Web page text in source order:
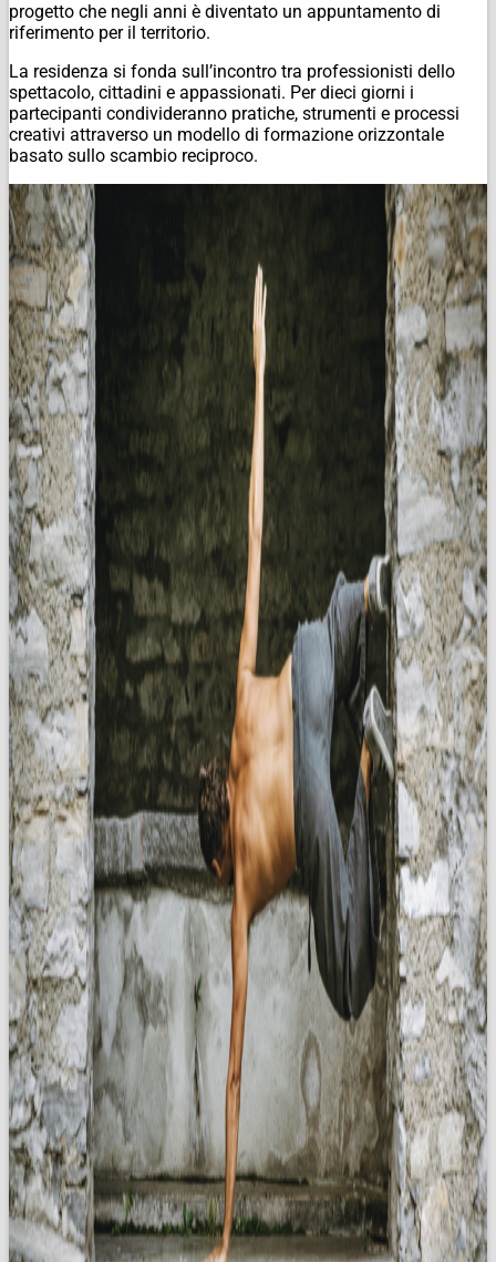
progetto che negli anni è diventato un appuntamento di
riferimento per il territorio.
La residenza si fonda sull’incontro tra professionisti dello
spettacolo, cittadini e appassionati. Per dieci giorni i
partecipanti condivideranno pratiche, strumenti e processi
creativi attraverso un modello di formazione orizzontale
basato sullo scambio reciproco.